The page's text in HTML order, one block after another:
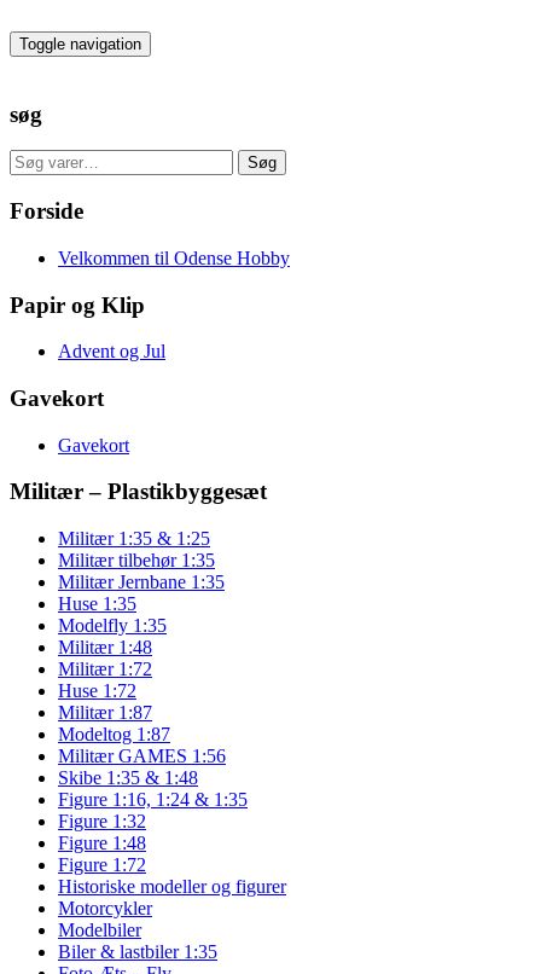
to
the
Toggle navigation
søg
Søg
efter:
Søg
Forside
Velkommen til Odense Hobby
Papir og Klip
Advent og Jul
Gavekort
Gavekort
Militær – Plastikbyggesæt
Militær 1:35 & 1:25
Militær tilbehør 1:35
Militær Jernbane 1:35
Huse 1:35
Modelfly 1:35
Militær 1:48
Militær 1:72
Huse 1:72
Militær 1:87
Modeltog 1:87
Militær GAMES 1:56
Skibe 1:35 & 1:48
Figure 1:16, 1:24 & 1:35
Figure 1:32
Figure 1:48
Figure 1:72
Historiske modeller og figurer
Motorcykler
Modelbiler
Biler & lastbiler 1:35